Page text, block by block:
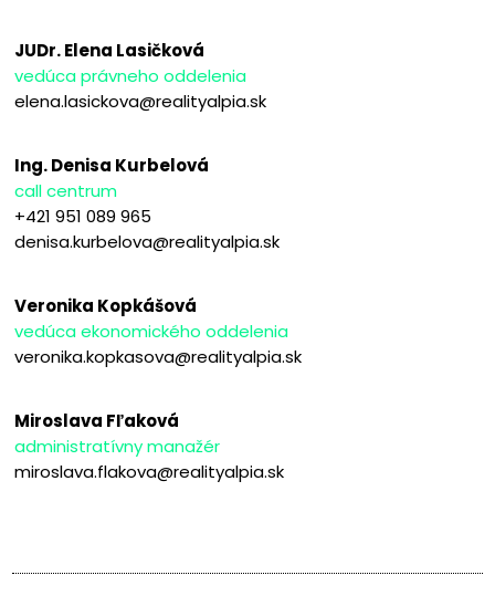
JUDr. Elena Lasičková
vedúca právneho oddelenia
elena.lasickova@realityalpia.sk
Ing. Denisa Kurbelová
call centrum
+421 951 089 965
denisa.kurbelova@realityalpia.sk
Veronika Kopkášová
vedúca ekonomického oddelenia
veronika.kopkasova@realityalpia.sk
Miroslava Fľaková
administratívny manažér
miroslava.flakova@realityalpia.sk